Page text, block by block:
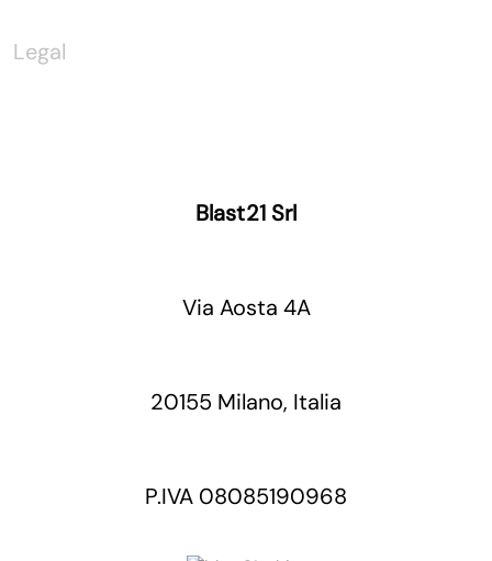
Legal
Blast21 Srl
Via Aosta 4A
20155 Milano, Italia
P.IVA 08085190968